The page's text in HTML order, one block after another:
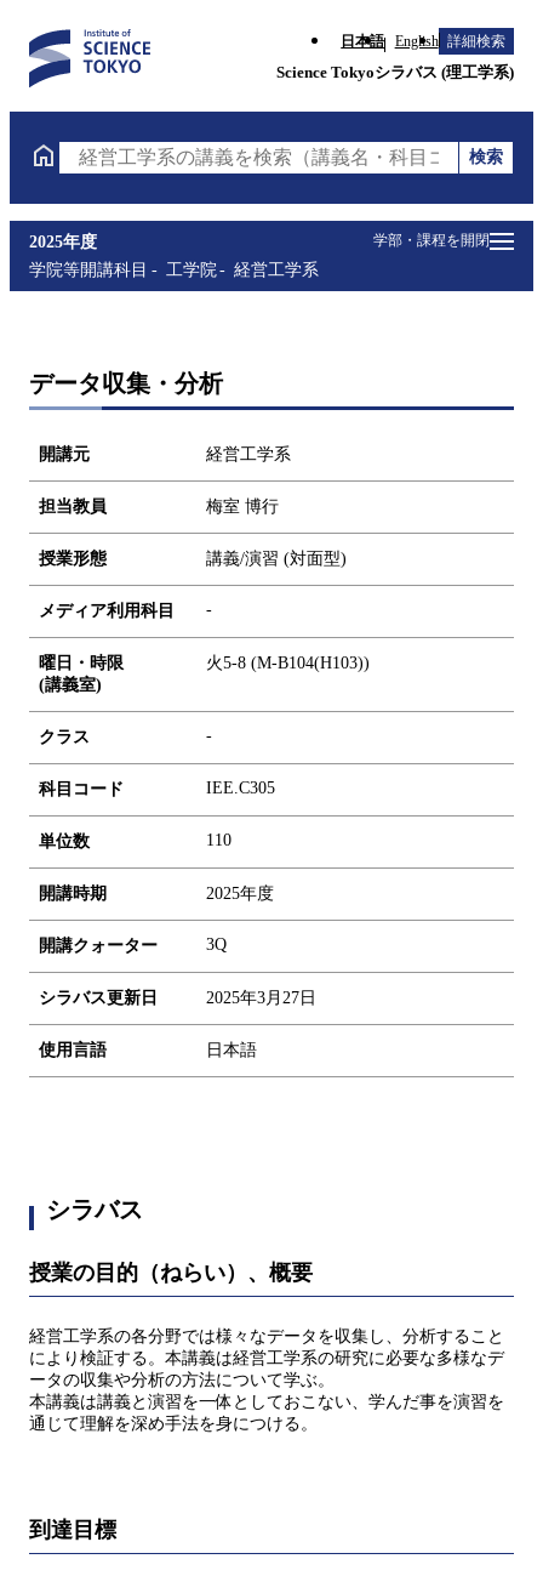
日本語 English 詳細検索
Science Tokyoシラバス (理工学系)
経営工学系の講義を検索（講義名・科目コード・担当
検索
学部・課程を開閉
2025年度
学院等開講科目
工学院 経営工学系
データ収集・分析
開講元 経営工学系
担当教員 梅室 博行
授業形態 講義/演習 (対面型)
メディア利用科目 -
曜日・時限
(講義室)
火5-8 (M-B104(H103))
クラス -
科目コード IEE.C305
単位数 1 10
開講時期 2025年度
開講クォーター 3Q
シラバス更新日 2025年3月27日
使用言語 日本語
シラバス
授業の目的（ねらい）、概要
経営工学系の各分野では様々なデータを収集し、分析すること
により検証する。本講義は経営工学系の研究に必要な多様なデ
ータの収集や分析の方法について学ぶ。
本講義は講義と演習を一体としておこない、学んだ事を演習を
通じて理解を深め手法を身につける。
到達目標